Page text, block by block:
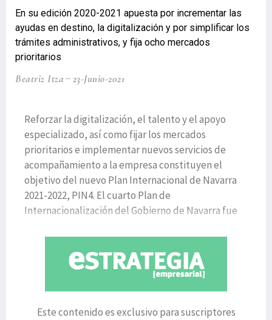
En su edición 2020-2021 apuesta por incrementar las
ayudas en destino, la digitalización y por simplificar los
trámites administrativos, y fija ocho mercados
prioritarios
Beatriz Itza 23-Junio-2021
Reforzar la digitalización, el talento y el apoyo
especializado, así como fijar los mercados
prioritarios e implementar nuevos servicios de
acompañamiento a la empresa constituyen el
objetivo del nuevo Plan Internacional de Navarra
2021-2022, PIN4. El cuarto Plan de
Internacionalización del Gobierno de Navarra fue
Este contenido es exclusivo para suscriptores